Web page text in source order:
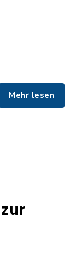
Mehr lesen